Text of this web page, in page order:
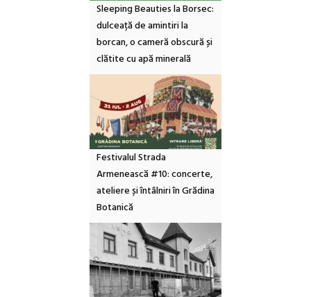
Sleeping Beauties la Borsec:
dulceață de amintiri la
borcan, o cameră obscură și
clătite cu apă minerală
Festivalul Strada
Armenească #10: concerte,
ateliere și întâlniri în Grădina
Botanică